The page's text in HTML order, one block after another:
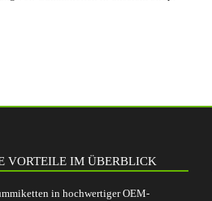
VORTEILE IM ÜBERBLICK
in hochwertiger OEM-